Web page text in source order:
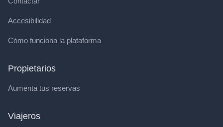
Accesibilidad
Cómo funciona la plataforma
Propietarios
Aumenta tus reservas
Viajeros